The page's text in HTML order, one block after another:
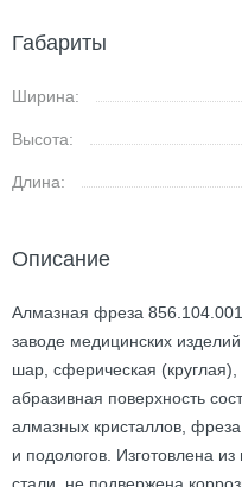
Габариты
Ширина:
Высота:
Длина:
Описание
Алмазная фреза
заводе медицинских
шар, сферическая (круглая),
абразивная поверхность
алмазных кристаллов,
и подологов. Изготовлена